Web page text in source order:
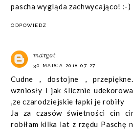
pascha wygląda zachwycająco! :-)
ODPOWIEDZ
margot
30 MARCA 2018 07:27
Cudne , dostojne ,
wzniosły i jak ślicznie
,ze czarodziejskie łapki je robiły
Ja za czasów świetności cin
robiłam kilka lat z rzędu Paschę